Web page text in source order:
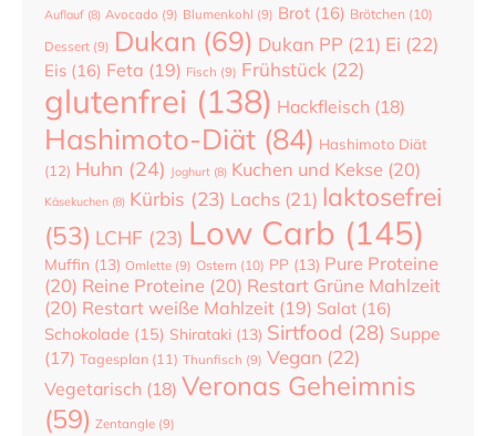
Auflauf (8) Avocado (9) Blumenkohl (9) Brot (16) Brötchen (10)
Dessert (9) Dukan (69) Dukan PP (21) Ei (22)
Eis (16) Feta (19) Fisch (9) Frühstück (22)
glutenfrei (138) Hackfleisch (18)
Hashimoto-Diät (84) Hashimoto Diät
(12) Huhn (24) Joghurt (8) Kuchen und Kekse (20)
Käsekuchen (8) Kürbis (23) Lachs (21) laktosefrei
(53) LCHF (23) Low Carb (145)
Muffin (13) Omlette (9) Ostern (10) PP (13) Pure Proteine
(20) Reine Proteine (20) Restart Grüne Mahlzeit
(20) Restart weiße Mahlzeit (19) Salat (16)
Schokolade (15) Shirataki (13) Sirtfood (28) Suppe
(17) Tagesplan (11) Thunfisch (9) Vegan (22)
Vegetarisch (18) Veronas Geheimnis
(59) Zentangle (9)